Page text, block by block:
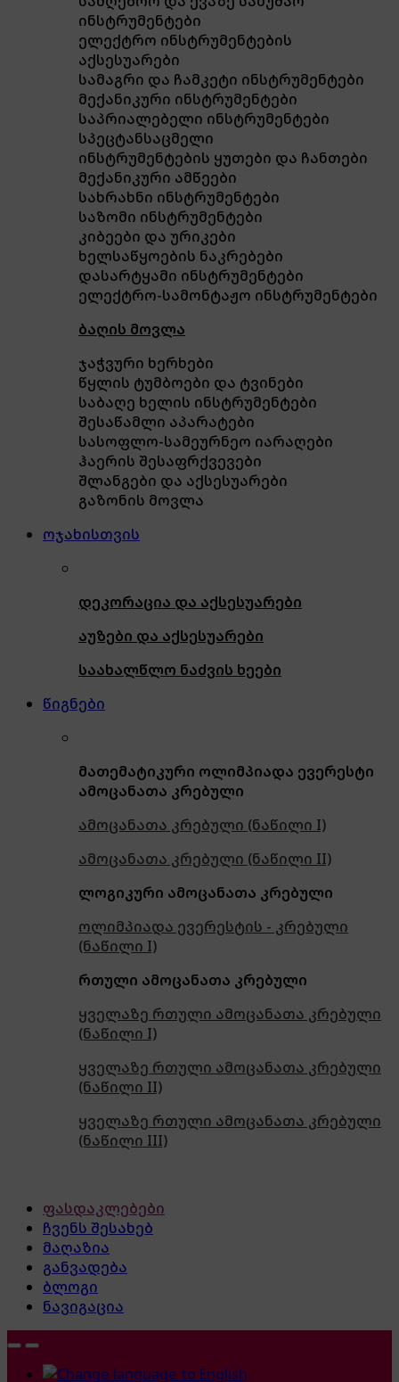
ინსტრუმენტები
ელექტრო ინსტრუმენტების
აქსესუარები
სამაგრი და ჩამკეტი ინსტრუმენტები
მექანიკური ინსტრუმენტები
საპრიალებელი ინსტრუმენტები
სპეცტანსაცმელი
ინსტრუმენტების ყუთები და ჩანთები
მექანიკური ამწეები
სახრახნი ინსტრუმენტები
საზომი ინსტრუმენტები
კიბეები და ურიკები
ხელსაწყოების ნაკრებები
დასარტყამი ინსტრუმენტები
ელექტრო-სამონტაჟო ინსტრუმენტები
ბაღის მოვლა
ჯაჭვური ხერხები
წყლის ტუმბოები და ტვინები
საბაღე ხელის ინსტრუმენტები
შესაწამლი აპარატები
სასოფლო-სამეურნეო იარაღები
ჰაერის შესაფრქვევები
შლანგები და აქსესუარები
გაზონის მოვლა
ოჯახისთვის
დეკორაცია და აქსესუარები
აუზები და აქსესუარები
საახალწლო ნაძვის ხეები
წიგნები
მათემატიკური ოლიმპიადა ევერესტი
ამოცანათა კრებული
ამოცანათა კრებული (ნაწილი I)
ამოცანათა კრებული (ნაწილი II)
ლოგიკური ამოცანათა კრებული
ოლიმპიადა ევერესტის - კრებული
(ნაწილი I)
რთული ამოცანათა კრებული
ყველაზე რთული ამოცანათა კრებული
(ნაწილი I)
ყველაზე რთული ამოცანათა კრებული
(ნაწილი II)
ყველაზე რთული ამოცანათა კრებული
(ნაწილი III)
ფასდაკლებები
ჩვენს შესახებ
მაღაზია
განვადება
ბლოგი
ნავიგაცია